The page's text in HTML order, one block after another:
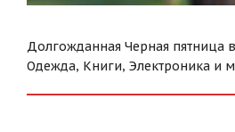
Долгожданная Черная пятница
Одежда, Книги, Электроника и